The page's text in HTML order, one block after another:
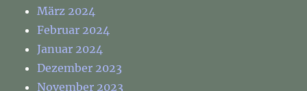
März 2024
Februar 2024
Januar 2024
Dezember 2023
November 2023